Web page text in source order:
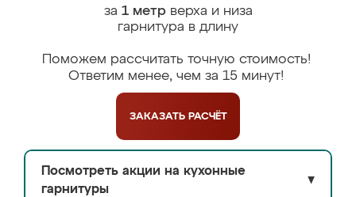
за 1 метрверха и низа
гарнитура в длину
Поможем рассчитать точную стоимость!
Ответим менее, чем за 15 минут!
ЗАКАЗАТЬ РАСЧЁТ
Посмотреть акции на кухонные
гарнитуры
▼